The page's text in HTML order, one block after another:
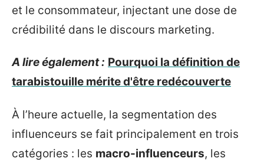
et le consommateur, injectant une dose de
crédibilité dans le discours marketing.
A lire également : Pourquoi la définition de
tarabistouille mérite d'être redécouverte
À l’heure actuelle, la segmentation des
influenceurs se fait principalement en trois
catégories : les macro-influenceurs, les